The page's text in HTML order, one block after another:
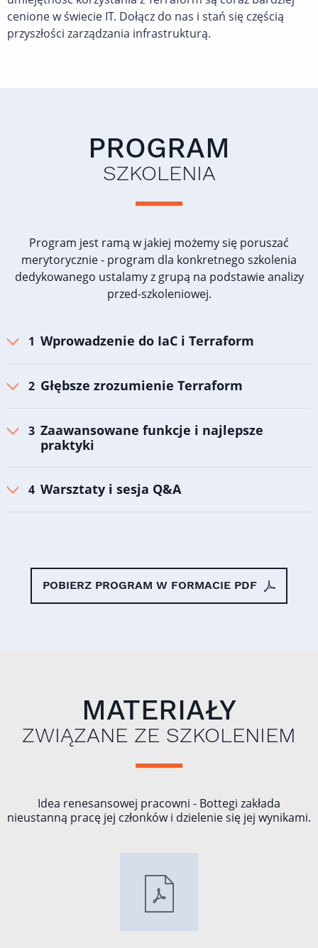
cenione w świecie IT. Dołącz do nas i stań się częścią
przyszłości zarządzania infrastrukturą.
PROGRAM
SZKOLENIA
Program jest ramą w jakiej możemy się poruszać
merytorycznie - program dla konkretnego szkolenia
dedykowanego ustalamy z grupą na podstawie analizy
przed-szkoleniowej.
Wprowadzenie do IaC i Terraform
Głębsze zrozumienie Terraform
Zaawansowane funkcje i najlepsze
praktyki
Warsztaty i sesja Q&A
POBIERZ PROGRAM W FORMACIE PDF
MATERIAŁY
ZWIĄZANE ZE SZKOLENIEM
Idea renesansowej pracowni - Bottegi zakłada
nieustanną pracę jej członków i dzielenie się jej wynikami.